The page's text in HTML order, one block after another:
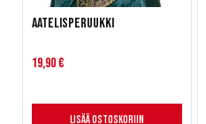
Aatelisperuukki
19,90 €
Lisää ostoskoriin